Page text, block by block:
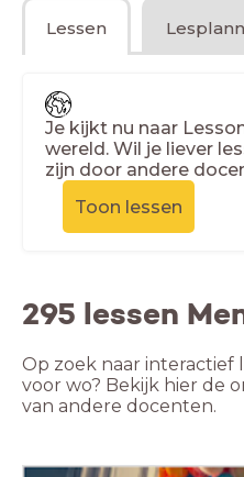
Lessen
Je kijkt nu naar
wereld. Wil je liever
zijn door andere
Toon lessen
295 lessen
Op zoek naar interactief
voor wo? Bekijk hier de
van andere docenten.